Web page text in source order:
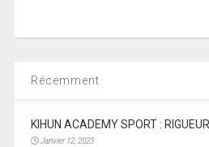
Récemment
KIHUN ACADEMY SPORT :
Janvier 12, 2023